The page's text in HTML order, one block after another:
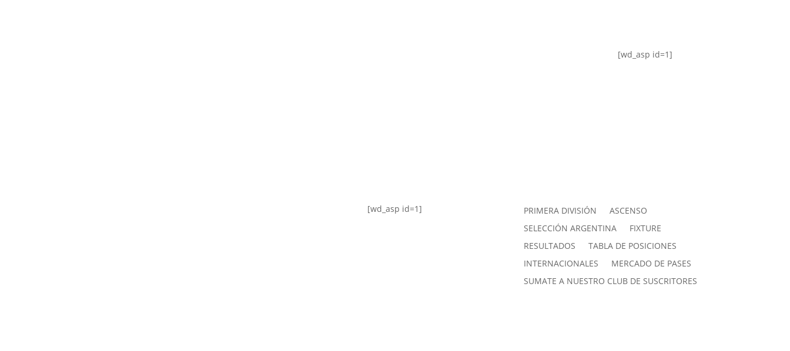
[wd_asp id=1]
[wd_asp id=1] PRIMERA DIVISIÓN
ASCENSO
SELECCIÓN ARGENTINA
FIXTURE
RESULTADOS
TABLA DE POSICIONES
INTERNACIONALES
MERCADO DE PASES
SUMATE A NUESTRO CLUB DE SUSCRITORES